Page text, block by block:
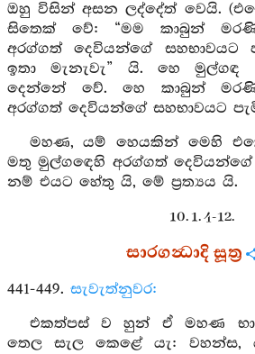
ඔහු විසින් අසන ලද්දේත් වෙයි.
සිතෙක් වේ: “මම කාබුන්
අරග්ගත් දෙවියන්ගේ
ඉතා මැනැවැ” යි. හෙ මුල්ගඳ
දෙන්නේ වේ. හෙ කාබුන්
අරග්ගත් දෙවියන්ගේ සහභාවයට
මහණ, යම් හෙයකින් මෙහි
මතු මුල්ගඳෙහි අරග්ගත්
නම් එයට හේතු යි, මේ ප්‍රත්‍යය යි.
10. 1. 4-12.
සාරගන්‍ධාදි සූත්‍ර
441-449. සැවැත්නුවර:
එකත්පස් ව හුන් ඒ මහණ
තෙල සැල කෙළේ යැ: